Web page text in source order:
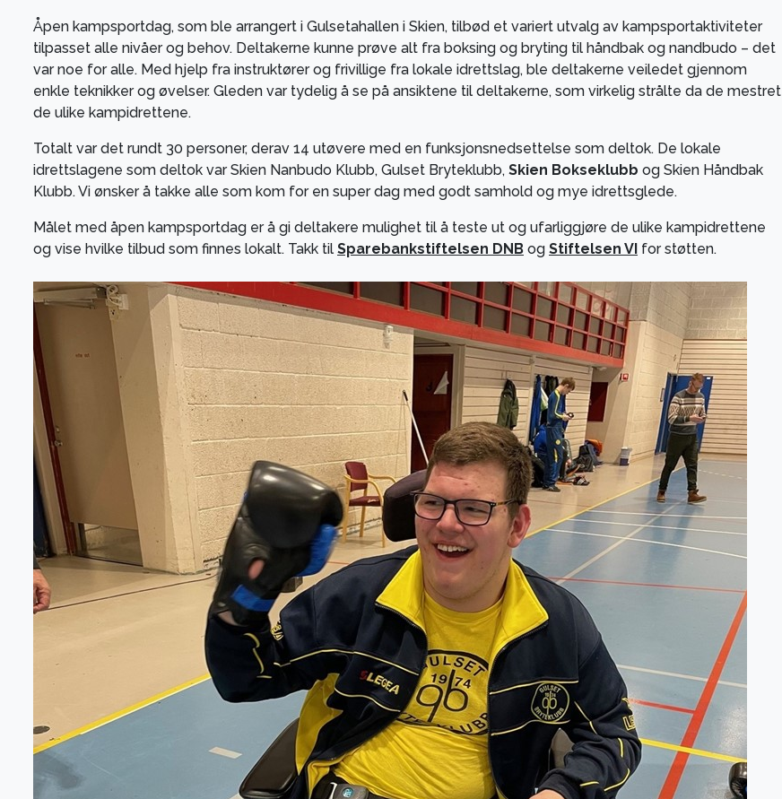
Åpen kampsportdag, som ble arrangert i Gulsetahallen i Skien, tilbød et variert utvalg av kampsportaktiviteter
tilpasset alle nivåer og behov. Deltakerne kunne prøve alt fra boksing og bryting til håndbak og nandbudo – det
var noe for alle. Med hjelp fra instruktører og frivillige fra lokale idrettslag, ble deltakerne veiledet gjennom
enkle teknikker og øvelser. Gleden var tydelig å se på ansiktene til deltakerne, som virkelig strålte da de mestret
de ulike kampidrettene.
Totalt var det rundt 30 personer, derav 14 utøvere med en funksjonsnedsettelse som deltok. De lokale
idrettslagene som deltok var Skien Nanbudo Klubb, Gulset Bryteklubb, Skien Bokseklubb og Skien Håndbak
Klubb. Vi ønsker å takke alle som kom for en super dag med godt samhold og mye idrettsglede.
Målet med åpen kampsportdag er å gi deltakere mulighet til å teste ut og ufarliggjøre de ulike kampidrettene
og vise hvilke tilbud som finnes lokalt. Takk til Sparebankstiftelsen DNB og Stiftelsen VI for støtten.